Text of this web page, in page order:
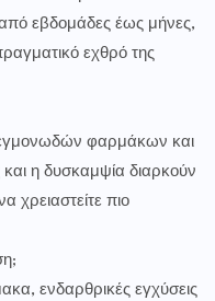
από εβδομάδες έως μήνες,
εχθρό της
φαρμάκων και
η δυσκαμψία διαρκούν
χρειαστείτε πιο
ενδαρθρικές εγχύσεις